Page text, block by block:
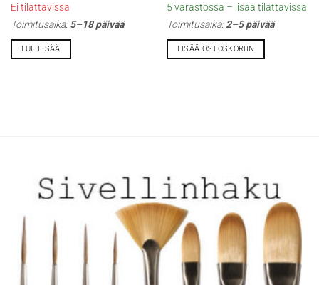
Ei tilattavissa
Toimitusaika:5–18 päivää
LUE LISÄÄ
5 varastossa – lisää tilattavissa
Toimitusaika:2–5 päivää
LISÄÄ OSTOSKORIIN